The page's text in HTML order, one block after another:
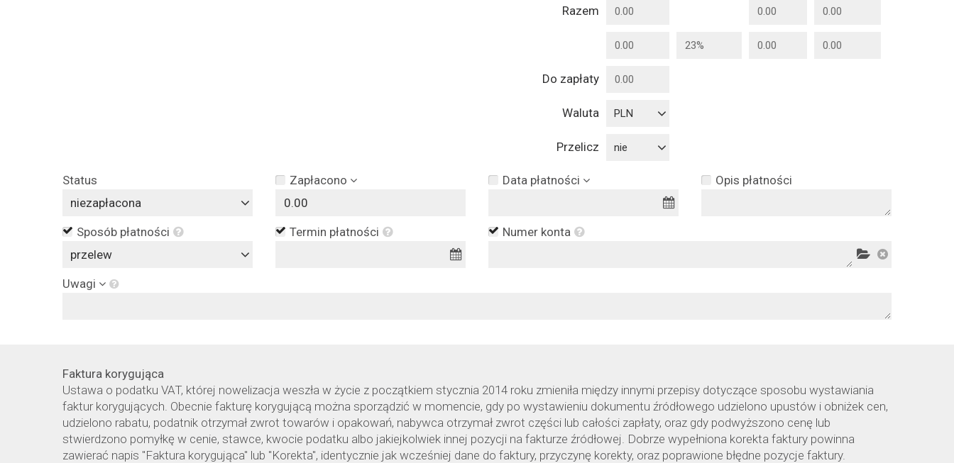
Razem
Do zapłaty
Waluta PLN
Przelicz nie
Status
niezapłacona
Zapłacono Data płatności Opis płatności
Sposób płatności
przelew
Termin płatności Numer konta
Uwagi
Faktura korygująca
Ustawa o podatku VAT, której nowelizacja weszła w życie z początkiem stycznia 2014 roku zmieniła między innymi przepisy dotyczące sposobu wystawiania
faktur korygujących. Obecnie fakturę korygującą można sporządzić w momencie, gdy po wystawieniu dokumentu źródłowego udzielono upustów i obniżek cen,
udzielono rabatu, podatnik otrzymał zwrot towarów i opakowań, nabywca otrzymał zwrot części lub całości zapłaty, oraz gdy podwyższono cenę lub
stwierdzono pomyłkę w cenie, stawce, kwocie podatku albo jakiejkolwiek innej pozycji na fakturze źródłowej. Dobrze wypełniona korekta faktury powinna
zawierać napis "Faktura korygująca" lub "Korekta", identycznie jak wcześniej dane do faktury, przyczynę korekty, oraz poprawione błędne pozycje faktury.